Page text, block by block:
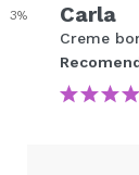
3% Carla
Creme